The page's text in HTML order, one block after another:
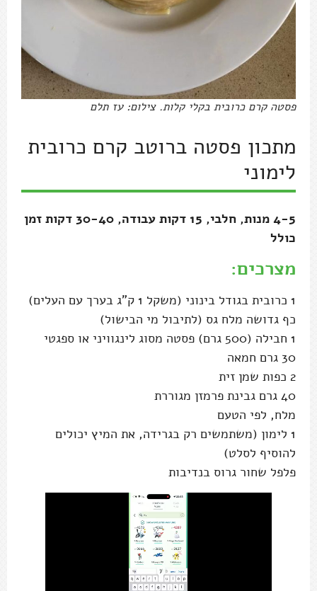
פסטה קרם כרובית בקלי קלות. צילום: עז תלם
מתכון פסטה ברוטב קרם כרובית
לימוני
4-5 מנות, חלבי, 15 דקות עבודה, 30-40 דקות זמן
כולל
מצרכים:
1 כרובית בגודל בינוני (משקל 1 ק"ג בערך עם העלים)
כף גדושה מלח גס (לתיבול מי הבישול)
1 חבילה (500 גרם) פסטה מסוג לינגוויני או ספגטי
30 גרם חמאה
2 כפות שמן זית
40 גרם גבינת פרמזן מגוררת
מלח, לפי הטעם
1 לימון (משתמשים רק בגרידה, את המיץ יכולים
להוסיף לסלט)
פלפל שחור גרוס בנדיבות